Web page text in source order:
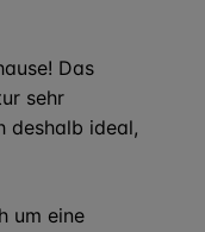
Das
sehr
deshalb ideal,
um eine